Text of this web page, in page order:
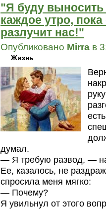
"Я буду выносить
каждое утро,
разлучит нас!"
Опубликовано Mirra в
Жизнь
думал.
— Я требую развод, —
Ее, казалось, не
спросила меня мягко:
— Почему?
Я увильнул от этого